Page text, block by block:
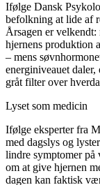
Ifølge Dansk
befolkning at lide af
Årsagen er
hjernens produktion
– mens
energiniveauet
gråt filter over
Lyset som medicin
Ifølge eksperter fra
med dagslys og
lindre symptomer på
om at give hjernen
dagen kan faktisk